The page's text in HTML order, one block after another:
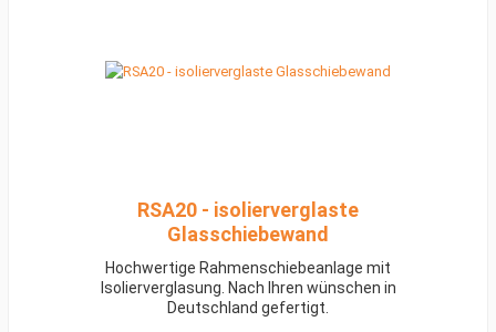
RSA20 - isolierverglaste
Glasschiebewand
Hochwertige Rahmenschiebeanlage mit
Isolierverglasung. Nach Ihren wünschen in
Deutschland gefertigt.